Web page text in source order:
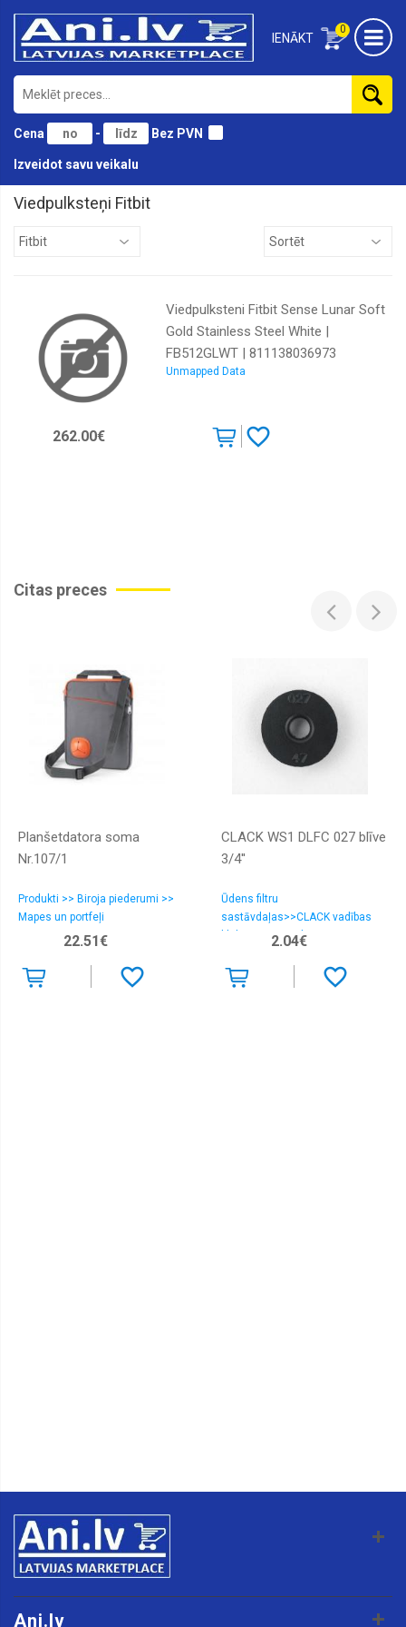
0
IENĀKT
Cena - Bez PVN
Izveidot savu veikalu
Fitbit
Garmin
Samsung
watch
Xiaomi
Viedpulksteņi Fitbit
Viedpulksteni Fitbit Sense Lunar Soft
Gold Stainless Steel White |
FB512GLWT | 811138036973
Unmapped Data
262.00€
Citas preces
Planšetdatora soma
Nr.107/1
Produkti >> Biroja piederumi >>
Mapes un portfeļi
22.51€
CLACK WS1 DLFC 027 blīve
3/4''
Ūdens filtru
sastāvdaļas>>CLACK vadības
bloku rezerves daļas>>CLACK
2.04€
Ani.lv